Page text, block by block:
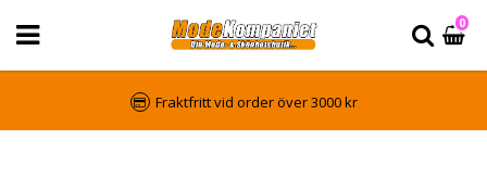
0
Fraktfritt vid order över 3000 kr